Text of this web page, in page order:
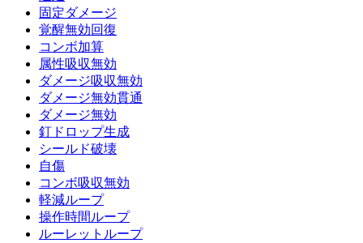
固定ダメージ
覚醒無効回復
コンボ加算
属性吸収無効
ダメージ吸収無効
ダメージ無効貫通
ダメージ無効
釘ドロップ生成
シールド破壊
自傷
コンボ吸収無効
軽減ループ
操作時間ループ
ルーレットループ